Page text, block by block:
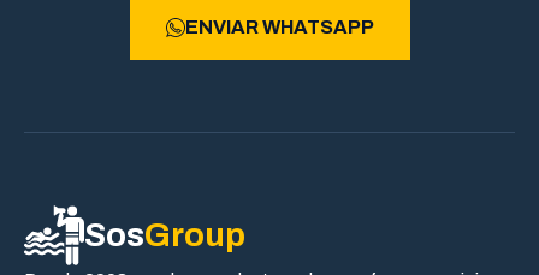
ENVIAR WHATSAPP
SosGroup